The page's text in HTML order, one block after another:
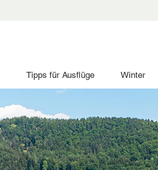
Tipps für Ausflüge Winter